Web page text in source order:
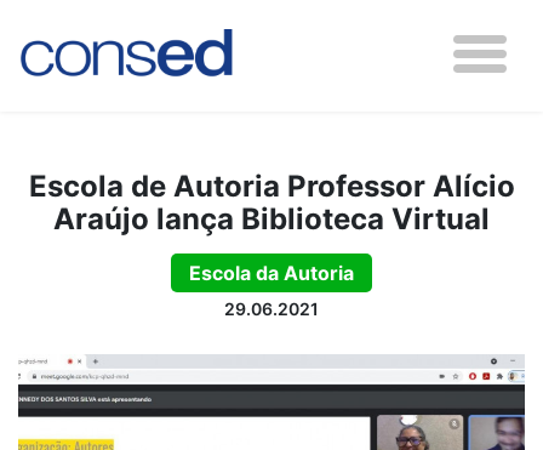
Escola de Autoria Professor Alício
Araújo lança Biblioteca Virtual
Escola da Autoria
29.06.2021